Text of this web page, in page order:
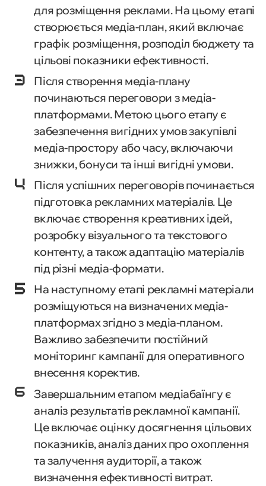
для розміщення реклами. На цьому етапі
створюється медіа-план, який включає
графік розміщення, розподіл бюджету та
цільові показники ефективності.
Після створення медіа-плану
починаються переговори з медіа-
платформами. Метою цього етапу є
забезпечення вигідних умов закупівлі
медіа-простору або часу, включаючи
знижки, бонуси та інші вигідні умови.
Після успішних переговорів починається
підготовка рекламних матеріалів. Це
включає створення креативних ідей,
розробку візуального та текстового
контенту, а також адаптацію матеріалів
під різні медіа-формати.
На наступному етапі рекламні матеріали
розміщуються на визначених медіа-
платформах згідно з медіа-планом.
Важливо забезпечити постійний
моніторинг кампанії для оперативного
внесення коректив.
Завершальним етапом медіабаїнгу є
аналіз результатів рекламної кампанії.
Це включає оцінку досягнення цільових
показників, аналіз даних про охоплення
та залучення аудиторії, а також
визначення ефективності витрат.